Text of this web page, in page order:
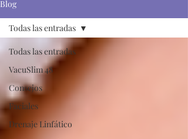
Blog
Todas las entradas
VacuSlim 48
Consejos
Faciales
Drenaje Linfático
Todas las entradas